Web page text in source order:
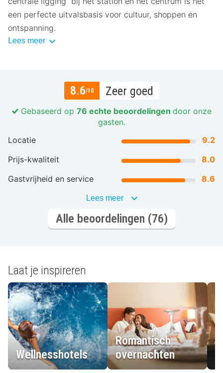
een perfecte uitvalsbasis voor cultuur, shoppen en
ontspanning.
Lees meer
8.6/10 Zeer goed
Gebaseerd op 76 echte beoordelingen door onze
gasten.
Locatie
9.2
Prijs-kwaliteit
8.0
Gastvrijheid en service
8.6
Lees meer
Alle beoordelingen (76)
Laat je inspireren
Wellnesshotels
Romantisch
overnachten